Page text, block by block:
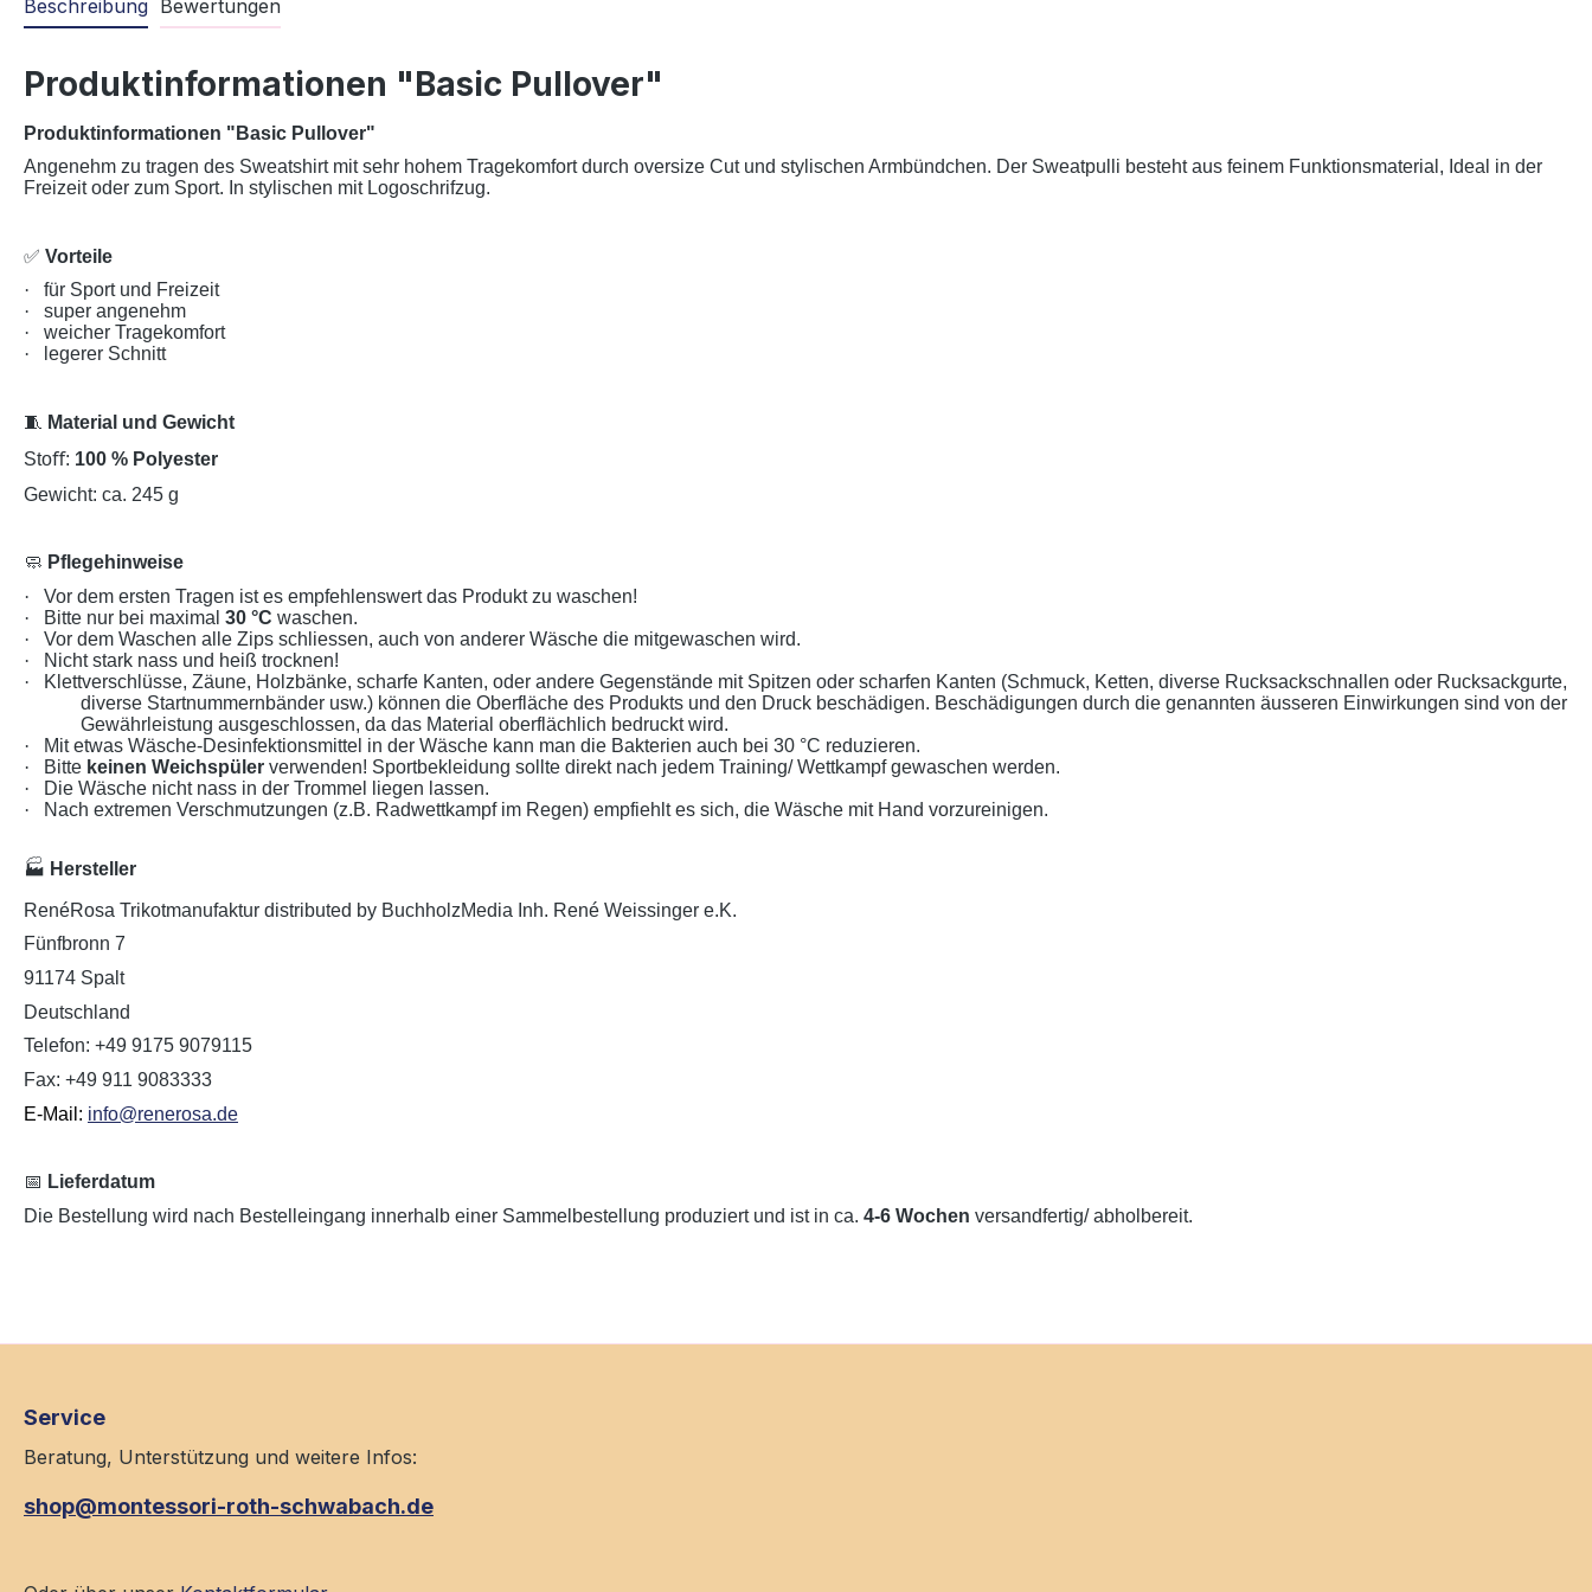
Beschreibung Bewertungen
Produktinformationen "Basic Pullover"
Produktinformationen "Basic Pullover"
Angenehm zu tragen des Sweatshirt mit sehr hohem Tragekomfort durch oversize Cut und stylischen Armbündchen. Der Sweatpulli besteht aus feinem Funktionsmaterial, Ideal in der
Freizeit oder zum Sport. In stylischen mit Logoschrifzug.
✅ Vorteile
·
für Sport und Freizeit
·
super angenehm
·
weicher Tragekomfort
·
legerer Schnitt
🧵 Material und Gewicht
Stoﬀ: 100 % Polyester
Gewicht: ca. 245 g
🧼 Pflegehinweise
·
Vor dem ersten Tragen ist es empfehlenswert das Produkt zu waschen!
·
Bitte nur bei maximal 30 °C waschen.
·
Vor dem Waschen alle Zips schliessen, auch von anderer Wäsche die mitgewaschen wird.
·
Nicht stark nass und heiß trocknen!
·
Klettverschlüsse, Zäune, Holzbänke, scharfe Kanten, oder andere Gegenstände mit Spitzen oder scharfen Kanten (Schmuck, Ketten, diverse Rucksackschnallen oder Rucksackgurte,
diverse Startnummernbänder usw.) können die Oberfläche des Produkts und den Druck beschädigen. Beschädigungen durch die genannten äusseren Einwirkungen sind von der
Gewährleistung ausgeschlossen, da das Material oberflächlich bedruckt wird.
·
Mit etwas Wäsche-Desinfektionsmittel in der Wäsche kann man die Bakterien auch bei 30 °C reduzieren.
·
Bitte keinen Weichspüler verwenden! Sportbekleidung sollte direkt nach jedem Training/ Wettkampf gewaschen werden.
·
Die Wäsche nicht nass in der Trommel liegen lassen.
·
Nach extremen Verschmutzungen (z.B. Radwettkampf im Regen) empfiehlt es sich, die Wäsche mit Hand vorzureinigen.
🏭 Hersteller
RenéRosa Trikotmanufaktur distributed by BuchholzMedia Inh. René Weissinger e.K.
Fünfbronn 7
91174 Spalt
Deutschland
Telefon: +49 9175 9079115
Fax: +49 911 9083333
E-Mail: info@renerosa.de
📅 Lieferdatum
Die Bestellung wird nach Bestelleingang innerhalb einer Sammelbestellung produziert und ist in ca. 4-6 Wochen versandfertig/ abholbereit.
Service
Beratung, Unterstützung und weitere Infos:
shop@montessori-roth-schwabach.de